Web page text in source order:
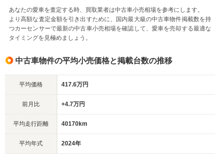
あなたの愛車を査定する時、買取業者は中古車小売相場を参考にします。
より高額な査定金額を引き出すために、国内最大級の中古車物件掲載数を持
つカーセンサーで最新の中古車小売相場を確認して、愛車を売却する最適な
タイミングを見極めましょう。
中古車物件の平均小売価格と掲載台数の推移
平均価格 417.6万円
前月比 +4.7万円
平均走行距離 40170km
平均年式 2024年